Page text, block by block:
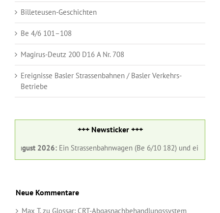
Billeteusen-Geschichten
Be 4/6 101–108
Magirus-Deutz 200 D16 A Nr. 708
Ereignisse Basler Strassenbahnen / Basler Verkehrs-
Betriebe
+++ Newsticker +++
August 2026:Ein Strassenbahnwagen (Be 6/10 182) und ein
Neue Kommentare
Max T.zu Glossar: CRT-Abgasnachbehandlungssystem